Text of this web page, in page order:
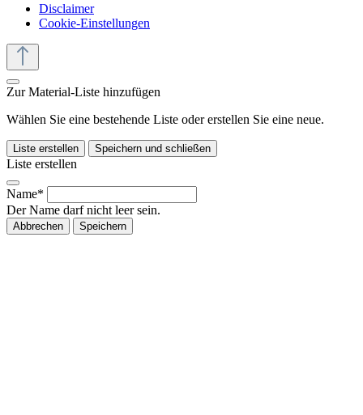
Disclaimer
Cookie-Einstellungen
Zur Material-Liste hinzufügen
Wählen Sie eine bestehende Liste oder erstellen Sie eine neue.
Liste erstellen Speichern und schließen
Liste erstellen
Name*
Der Name darf nicht leer sein.
Abbrechen Speichern